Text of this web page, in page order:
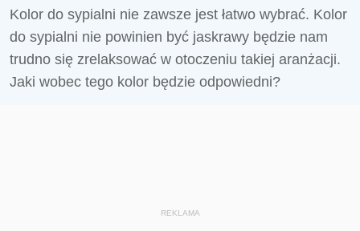
Kolor do sypialni nie zawsze jest łatwo wybrać. Kolor
do sypialni nie powinien być jaskrawy będzie nam
trudno się zrelaksować w otoczeniu takiej aranżacji.
Jaki wobec tego kolor będzie odpowiedni?
REKLAMA